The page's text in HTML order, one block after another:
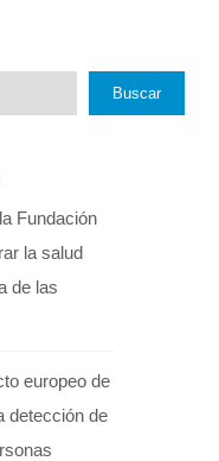
Buscar
Fundación
la salud
de las
europeo de
detección de